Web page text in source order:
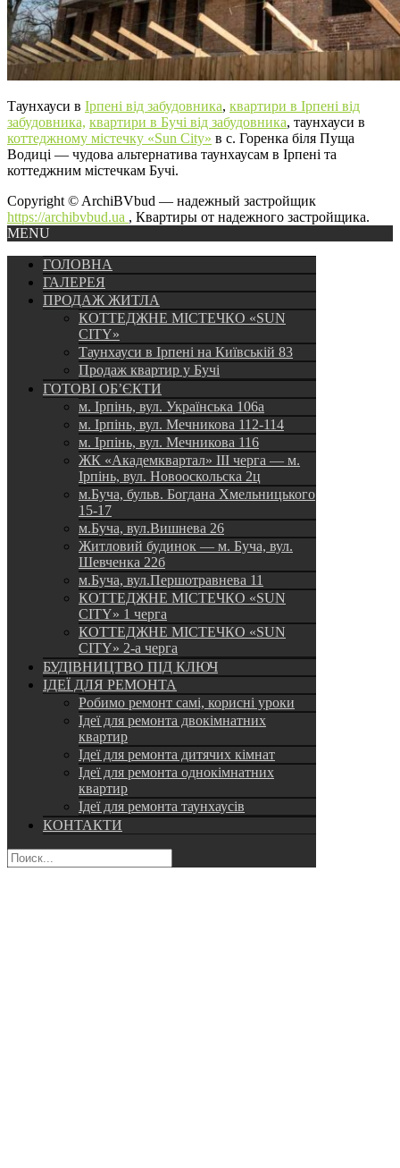
Таунхауси в Ірпені від забудовника, квартири в Ірпені від
забудовника, квартири в Бучі від забудовника, таунхауси в
коттеджному містечку «Sun City» в с. Горенка біля Пуща
Водиці — чудова альтернатива таунхаусам в Ірпені та
коттеджним містечкам Бучі.
Copyright © ArchiBVbud — надежный застройщик
https://archibvbud.ua , Квартиры от надежного застройщика.
MENU
ГОЛОВНА
ГАЛЕРЕЯ
ПРОДАЖ ЖИТЛА
КОТТЕДЖНЕ МІСТЕЧКО «SUN
CITY»
Таунхауси в Ірпені на Київській 83
Продаж квартир у Бучі
ГОТОВІ ОБ’ЄКТИ
м. Ірпінь, вул. Українська 106а
м. Ірпінь, вул. Мечникова 112-114
м. Ірпінь, вул. Мечникова 116
ЖК «Академквартал» III черга — м.
Ірпінь, вул. Новооскольска 2ц
м.Буча, бульв. Богдана Хмельницького
15-17
м.Буча, вул.Вишнева 26
Житловий будинок — м. Буча, вул.
Шевченка 22б
м.Буча, вул.Першотравнева 11
КОТТЕДЖНЕ МІСТЕЧКО «SUN
CITY» 1 черга
КОТТЕДЖНЕ МІСТЕЧКО «SUN
CITY» 2-а черга
БУДІВНИЦТВО ПІД КЛЮЧ
ІДЕЇ ДЛЯ РЕМОНТА
Робимо ремонт самі, корисні уроки
Ідеї для ремонта двокімнатних
квартир
Ідеї для ремонта дитячих кімнат
Ідеї для ремонта однокімнатних
квартир
Ідеї для ремонта таунхаусів
КОНТАКТИ